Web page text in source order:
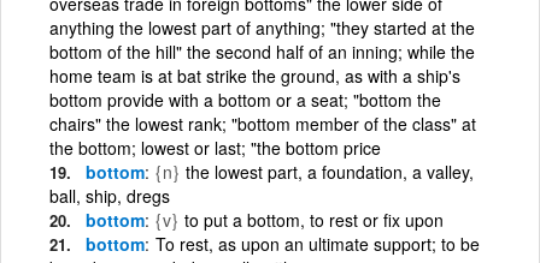
anything the lowest part of anything; "they started at the
bottom of the hill" the second half of an inning; while the
home team is at bat strike the ground, as with a ship's
bottom provide with a bottom or a seat; "bottom the
chairs" the lowest rank; "bottom member of the class" at
the bottom; lowest or last; "the bottom price
bottom {n} the lowest part, a foundation, a valley,
ball, ship, dregs
bottom {v} to put a bottom, to rest or fix upon
bottom To rest, as upon an ultimate support; to be